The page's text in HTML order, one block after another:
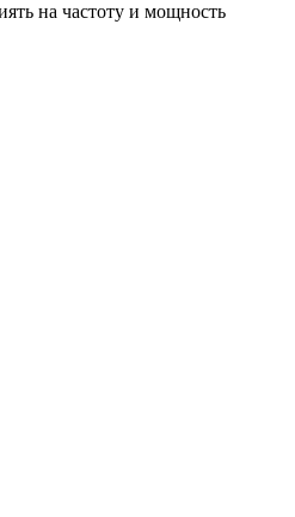
на частоту и мощность